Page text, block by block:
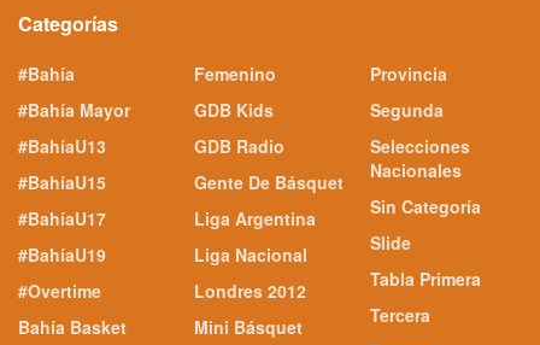
Categorías
#Bahía
#Bahía Mayor
#BahíaU13
#BahíaU15
#BahíaU17
#BahíaU19
#Overtime
Bahía Basket
Femenino
GDB Kids
GDB Radio
Gente De Básquet
Liga Argentina
Liga Nacional
Londres 2012
Mini Básquet
Provincia
Segunda
Selecciones
Nacionales
Sin Categoría
Slide
Tabla Primera
Tercera